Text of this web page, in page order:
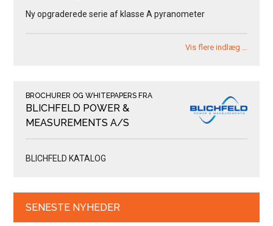
Ny opgraderede serie af klasse A pyranometer
Vis flere indlæg …
BROCHURER OG WHITEPAPERS FRA
BLICHFELD POWER &
MEASUREMENTS A/S
BLICHFELD KATALOG
SENESTE NYHEDER